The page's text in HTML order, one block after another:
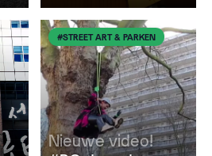
#STREET ART & PARKEN
Nieuwe video!